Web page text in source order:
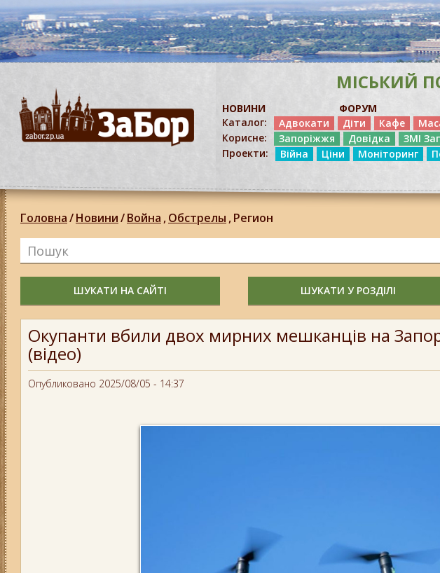
МІСЬКИЙ
НОВИНИ ФОРУМ
Каталог:
Адвокати Діти Кафе
Корисне:
Запоріжжя Довідка ЗМІ
Проекти:
Війна Ціни Моніторинг
Головна/Новини/Война ,Обстрелы ,Регион
ШУКАТИ НА САЙТІ ШУКАТИ У РОЗДІЛІ
Окупанти вбили двох мирних мешканців на
(відео)
Опубликовано 2025/08/05 - 14:37